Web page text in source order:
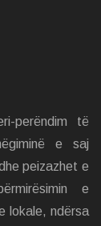
perëndim të
e saj
peizazhet e
e
lokale, ndërsa